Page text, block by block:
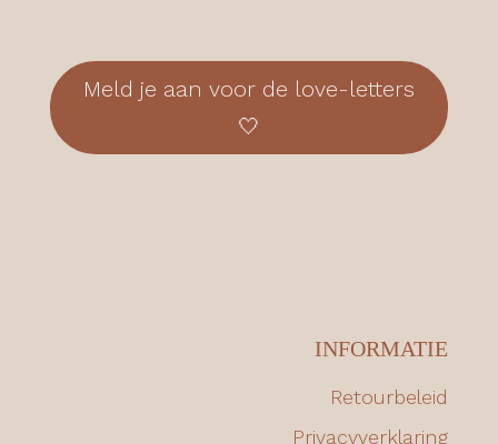
Meld je aan voor de love-letters
🤍
INFORMATIE
Retourbeleid
Privacyverklaring